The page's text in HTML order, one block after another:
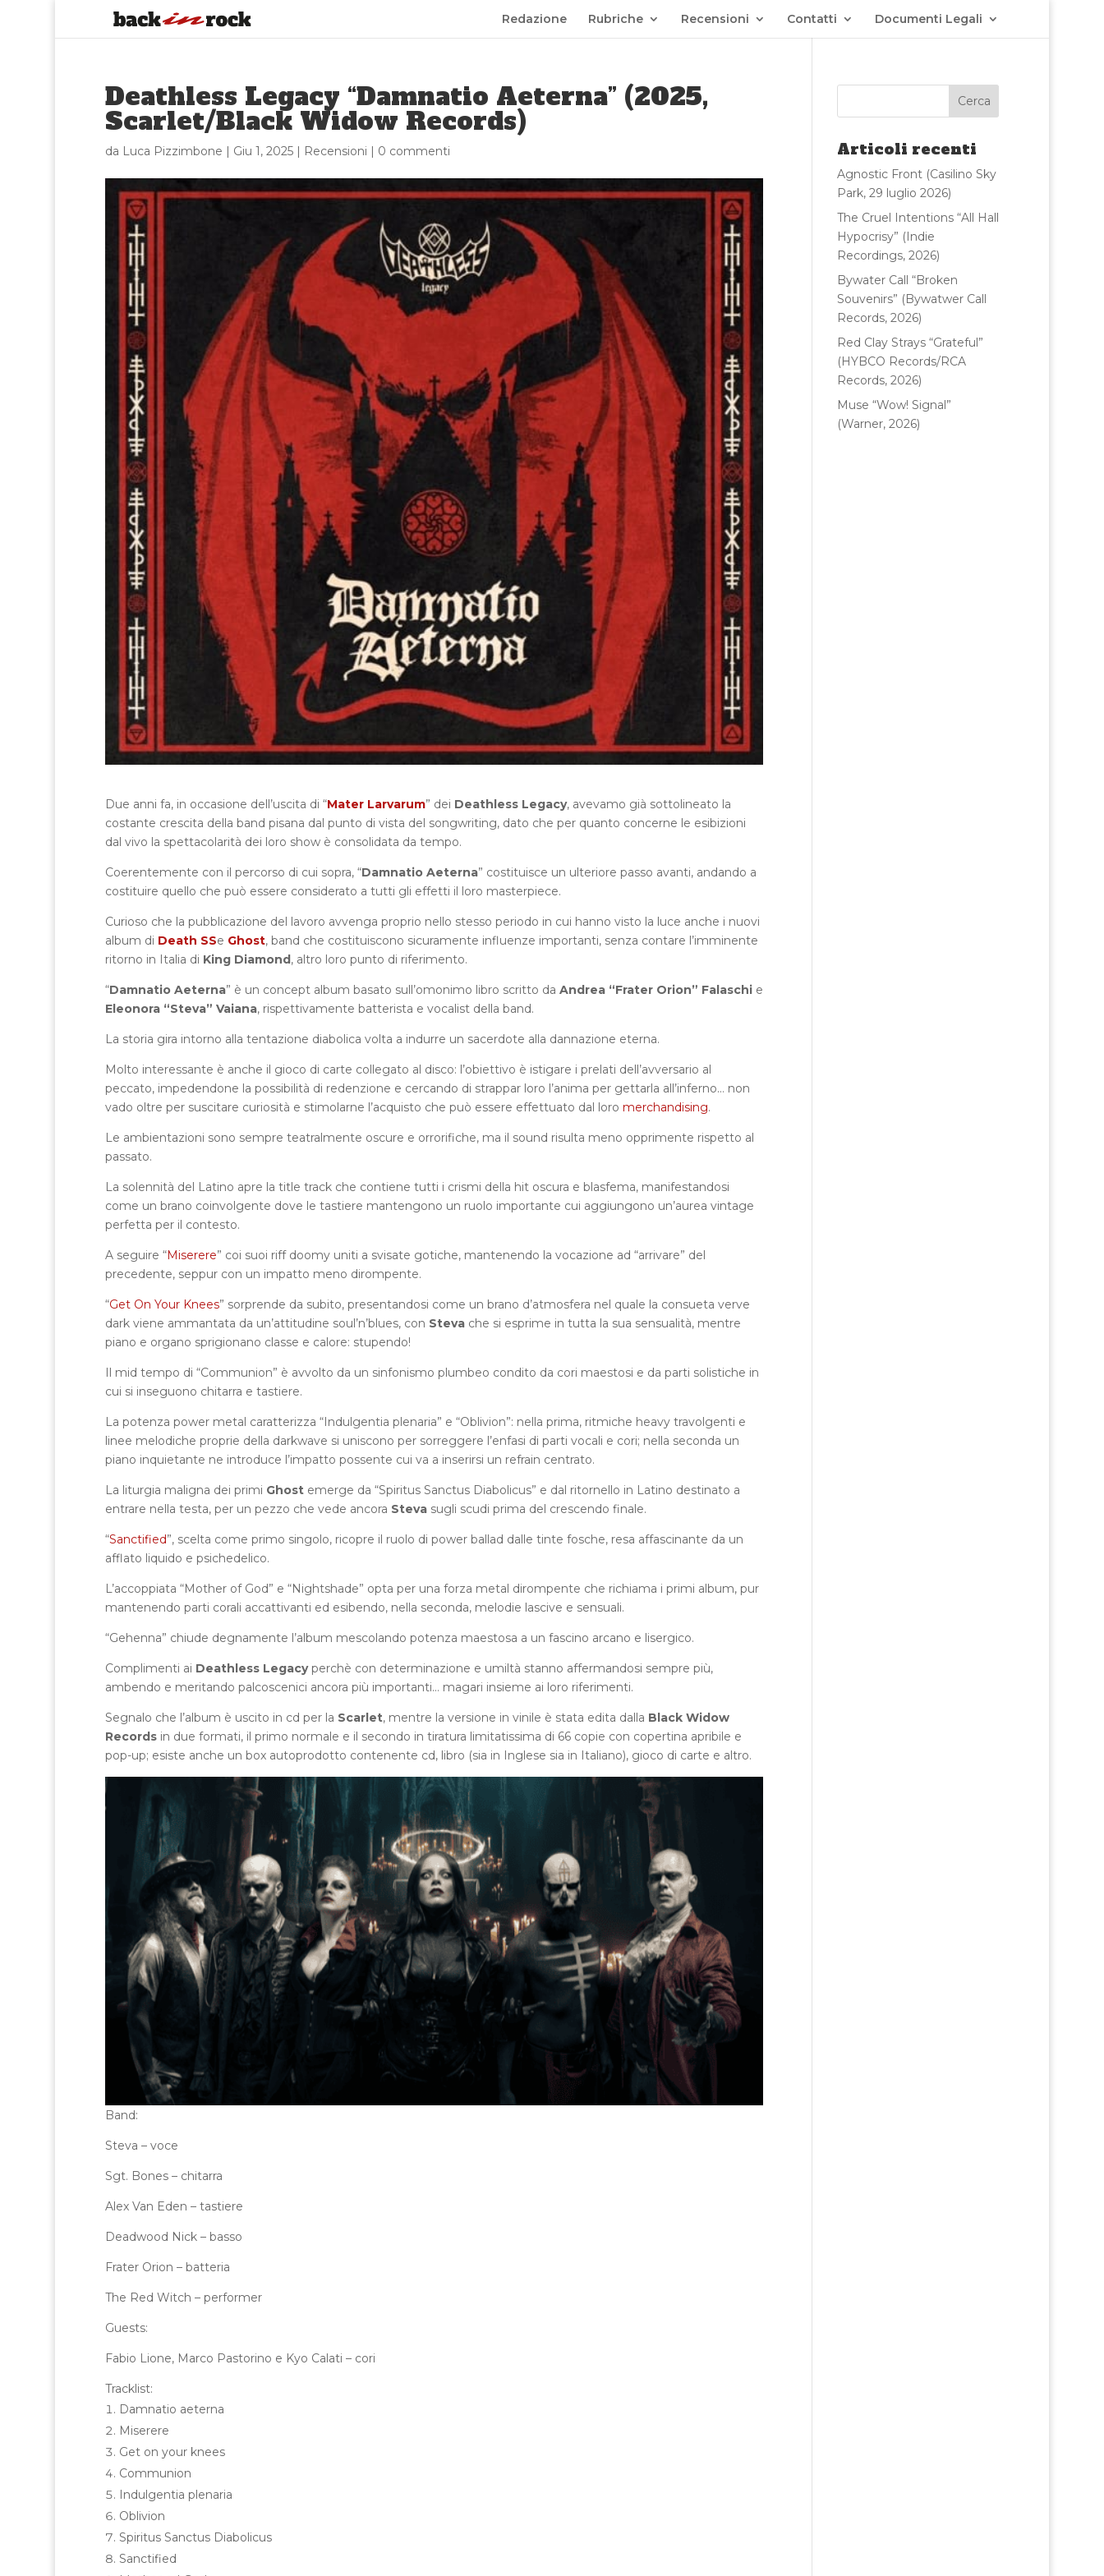
Redazione Rubriche Recensioni Contatti Documenti Legali
Deathless Legacy “Damnatio Aeterna” (2025,
Scarlet/Black Widow Records)
da Luca Pizzimbone | Giu 1, 2025| Recensioni | 0 commenti
Due anni fa, in occasione dell’uscita di “Mater Larvarum” dei Deathless Legacy, avevamo già sottolineato la
costante crescita della band pisana dal punto di vista del songwriting, dato che per quanto concerne le esibizioni
dal vivo la spettacolarità dei loro show è consolidata da tempo.
Coerentemente con il percorso di cui sopra, “Damnatio Aeterna” costituisce un ulteriore passo avanti, andando a
costituire quello che può essere considerato a tutti gli effetti il loro masterpiece.
Curioso che la pubblicazione del lavoro avvenga proprio nello stesso periodo in cui hanno visto la luce anche i nuovi
album di Death SSe Ghost, band che costituiscono sicuramente influenze importanti, senza contare l’imminente
ritorno in Italia di King Diamond, altro loro punto di riferimento.
“Damnatio Aeterna” è un concept album basato sull’omonimo libro scritto da Andrea “Frater Orion” Falaschie
Eleonora “Steva” Vaiana, rispettivamente batterista e vocalist della band.
La storia gira intorno alla tentazione diabolica volta a indurre un sacerdote alla dannazione eterna.
Molto interessante è anche il gioco di carte collegato al disco: l’obiettivo è istigare i prelati dell’avversario al
peccato, impedendone la possibilità di redenzione e cercando di strappar loro l’anima per gettarla all’inferno… non
vado oltre per suscitare curiosità e stimolarne l’acquisto che può essere effettuato dal loro merchandising.
Le ambientazioni sono sempre teatralmente oscure e orrorifiche, ma il sound risulta meno opprimente rispetto al
passato.
La solennità del Latino apre la title track che contiene tutti i crismi della hit oscura e blasfema, manifestandosi
come un brano coinvolgente dove le tastiere mantengono un ruolo importante cui aggiungono un’aurea vintage
perfetta per il contesto.
A seguire “Miserere” coi suoi riff doomy uniti a svisate gotiche, mantenendo la vocazione ad “arrivare” del
precedente, seppur con un impatto meno dirompente.
“Get On Your Knees” sorprende da subito, presentandosi come un brano d’atmosfera nel quale la consueta verve
dark viene ammantata da un’attitudine soul’n’blues, con Stevache si esprime in tutta la sua sensualità, mentre
piano e organo sprigionano classe e calore: stupendo!
Il mid tempo di “Communion” è avvolto da un sinfonismo plumbeo condito da cori maestosi e da parti solistiche in
cui si inseguono chitarra e tastiere.
La potenza power metal caratterizza “Indulgentia plenaria” e “Oblivion”: nella prima, ritmiche heavy travolgenti e
linee melodiche proprie della darkwave si uniscono per sorreggere l’enfasi di parti vocali e cori; nella seconda un
piano inquietante ne introduce l’impatto possente cui va a inserirsi un refrain centrato.
La liturgia maligna dei primi Ghostemerge da “Spiritus Sanctus Diabolicus” e dal ritornello in Latino destinato a
entrare nella testa, per un pezzo che vede ancora Stevasugli scudi prima del crescendo finale.
“Sanctified”, scelta come primo singolo, ricopre il ruolo di power ballad dalle tinte fosche, resa affascinante da un
afflato liquido e psichedelico.
L’accoppiata “Mother of God” e “Nightshade” opta per una forza metal dirompente che richiama i primi album, pur
mantenendo parti corali accattivanti ed esibendo, nella seconda, melodie lascive e sensuali.
“Gehenna” chiude degnamente l’album mescolando potenza maestosa a un fascino arcano e lisergico.
Complimenti ai Deathless Legacyperchè con determinazione e umiltà stanno affermandosi sempre più,
ambendo e meritando palcoscenici ancora più importanti… magari insieme ai loro riferimenti.
Segnalo che l’album è uscito in cd per la Scarlet, mentre la versione in vinile è stata edita dalla Black Widow
Recordsin due formati, il primo normale e il secondo in tiratura limitatissima di 66 copie con copertina apribile e
pop-up; esiste anche un box autoprodotto contenente cd, libro (sia in Inglese sia in Italiano), gioco di carte e altro.
Band:
Steva – voce
Sgt. Bones – chitarra
Alex Van Eden – tastiere
Deadwood Nick – basso
Frater Orion – batteria
The Red Witch – performer
Guests:
Fabio Lione, Marco Pastorino e Kyo Calati – cori
Tracklist:
Damnatio aeterna
Miserere
Get on your knees
Communion
Indulgentia plenaria
Oblivion
Spiritus Sanctus Diabolicus
Sanctified
Articoli recenti
Agnostic Front (Casilino Sky
Park, 29 luglio 2026)
The Cruel Intentions “All Hall
Hypocrisy” (Indie
Recordings, 2026)
Bywater Call “Broken
Souvenirs” (Bywatwer Call
Records, 2026)
Red Clay Strays “Grateful”
(HYBCO Records/RCA
Records, 2026)
Muse “Wow! Signal”
(Warner, 2026)